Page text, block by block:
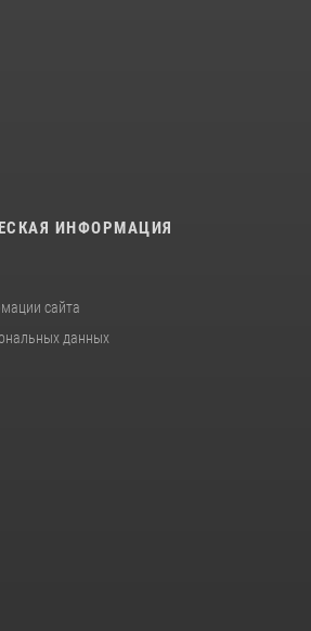
ИНФОРМАЦИЯ
сайта
данных